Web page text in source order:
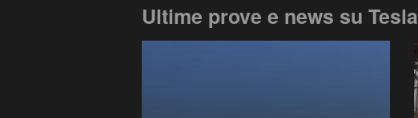
Ultime prove e news su Tesla